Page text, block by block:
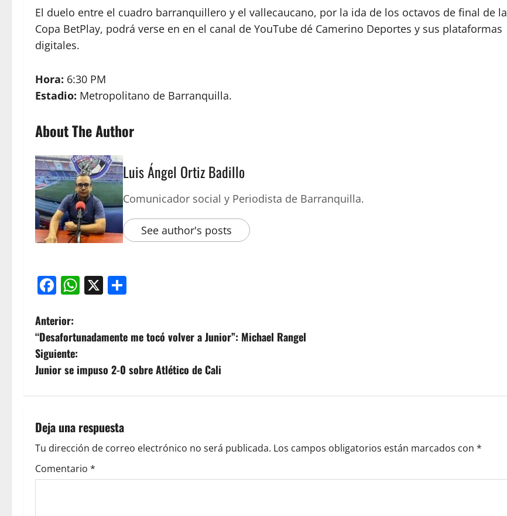
El duelo entre el cuadro barranquillero y el vallecaucano, por la ida de los octavos de final de la
Copa BetPlay, podrá verse en en el canal de YouTube dé Camerino Deportes y sus plataformas
digitales.
Hora: 6:30 PM
Estadio: Metropolitano de Barranquilla.
About The Author
Luis Ángel Ortiz Badillo
Comunicador social y Periodista de Barranquilla.
See author's posts
Facebook
WhatsApp
X
Anterior:
“Desafortunadamente me tocó volver a Junior”: Michael Rangel
Siguiente:
Junior se impuso 2-0 sobre Atlético de Cali
Deja una respuesta
Tu dirección de correo electrónico no será publicada. Los campos obligatorios están marcados con *
Comentario *